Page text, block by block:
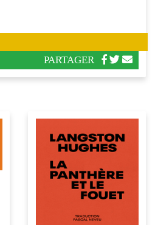
PARTAGER